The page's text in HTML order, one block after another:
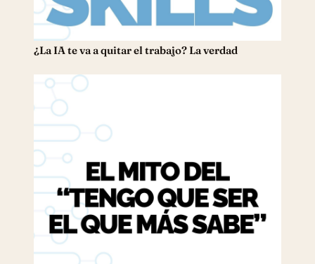
¿La IA te va a quitar el trabajo? La verdad